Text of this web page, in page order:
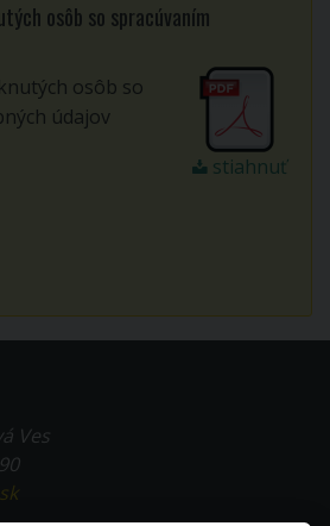
osôb so spracúvaním
stiahnuť
osôb so
údajov
Ves